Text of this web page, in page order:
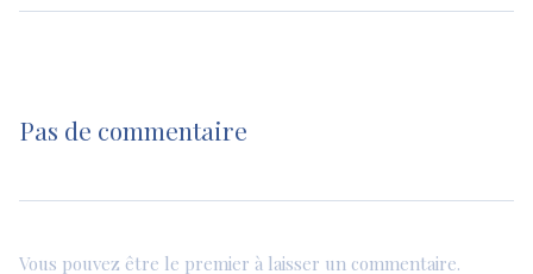
Pas de commentaire
Vous pouvez être le premier à laisser un commentaire.